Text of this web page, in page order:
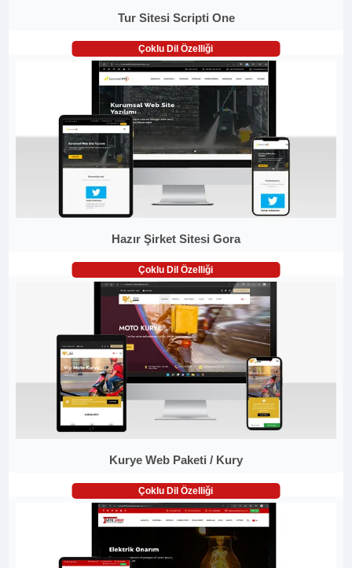
Tur Sitesi Scripti One
Çoklu Dil Özelliği
Hazır Şirket Sitesi Gora
Çoklu Dil Özelliği
Kurye Web Paketi / Kury
Çoklu Dil Özelliği